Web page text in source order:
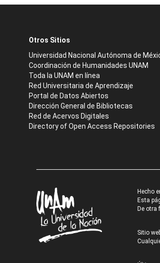
Otros Sitios
Universidad Nacional Autónoma de
Coordinación de Humanidades UNAM
Toda la UNAM en línea
Red Universitaria de Aprendizaje
Portal de Datos Abiertos
Dirección General de Bibliotecas
Red de Acervos Digitales
Directory of Open Access Repositories
Hecho
Esta
De otra
Sitio